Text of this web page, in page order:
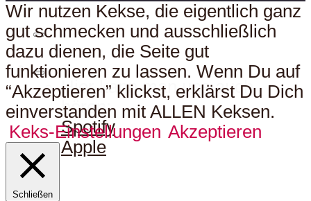
Hier kann man uns auch
hören:
Spotify
Apple
Wir nutzen Kekse, die eigentlich ganz
gut schmecken und ausschließlich
dazu dienen, die Seite gut
funktionieren zu lassen. Wenn Du auf
“Akzeptieren” klickst, erklärst Du Dich
einverstanden mit ALLEN Keksen.
Keks-Einstellungen Akzeptieren
Schließen